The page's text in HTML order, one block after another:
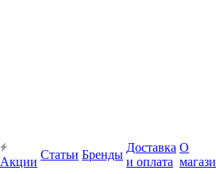
Акции
Статьи Бренды
Доставка
и оплата
О